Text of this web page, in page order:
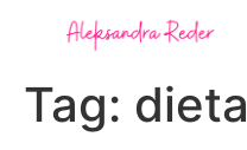
Tag: dieta